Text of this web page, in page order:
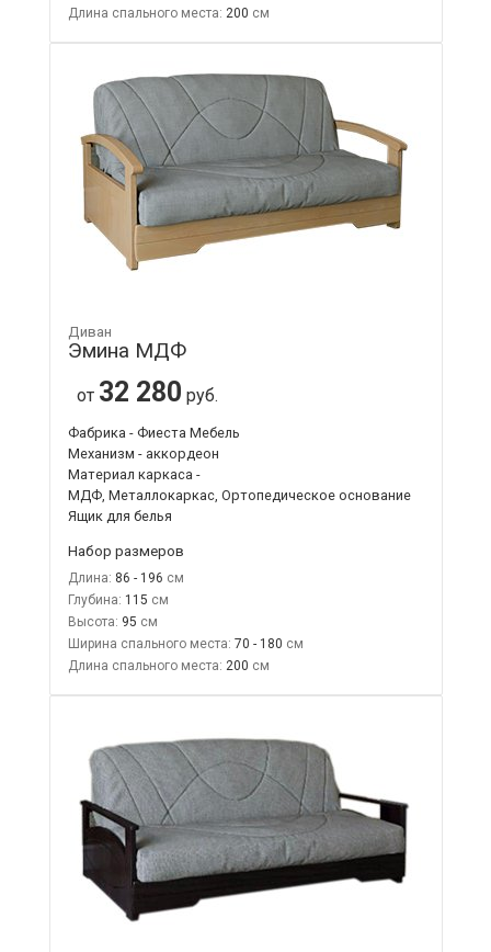
Длина спального места: 200
Диван
Эмина МДФ
от 32 280 руб.
Фабрика - Фиеста Мебель
Механизм - аккордеон
Материал каркаса -
МДФ, Металлокаркас, Ортопедическое основание
Ящик для белья
Набор размеров
Длина: 86 - 196
Глубина: 115
Высота: 95
Ширина спального места: 70 - 180
Длина спального места: 200